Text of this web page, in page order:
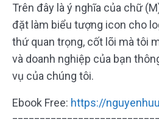
Trên đây là ý nghĩa của chữ
đặt làm biểu tượng icon cho
thứ quan trọng, cốt lõi mà tôi
và doanh nghiệp của bạn
vụ của chúng tôi.
Ebook Free: https://